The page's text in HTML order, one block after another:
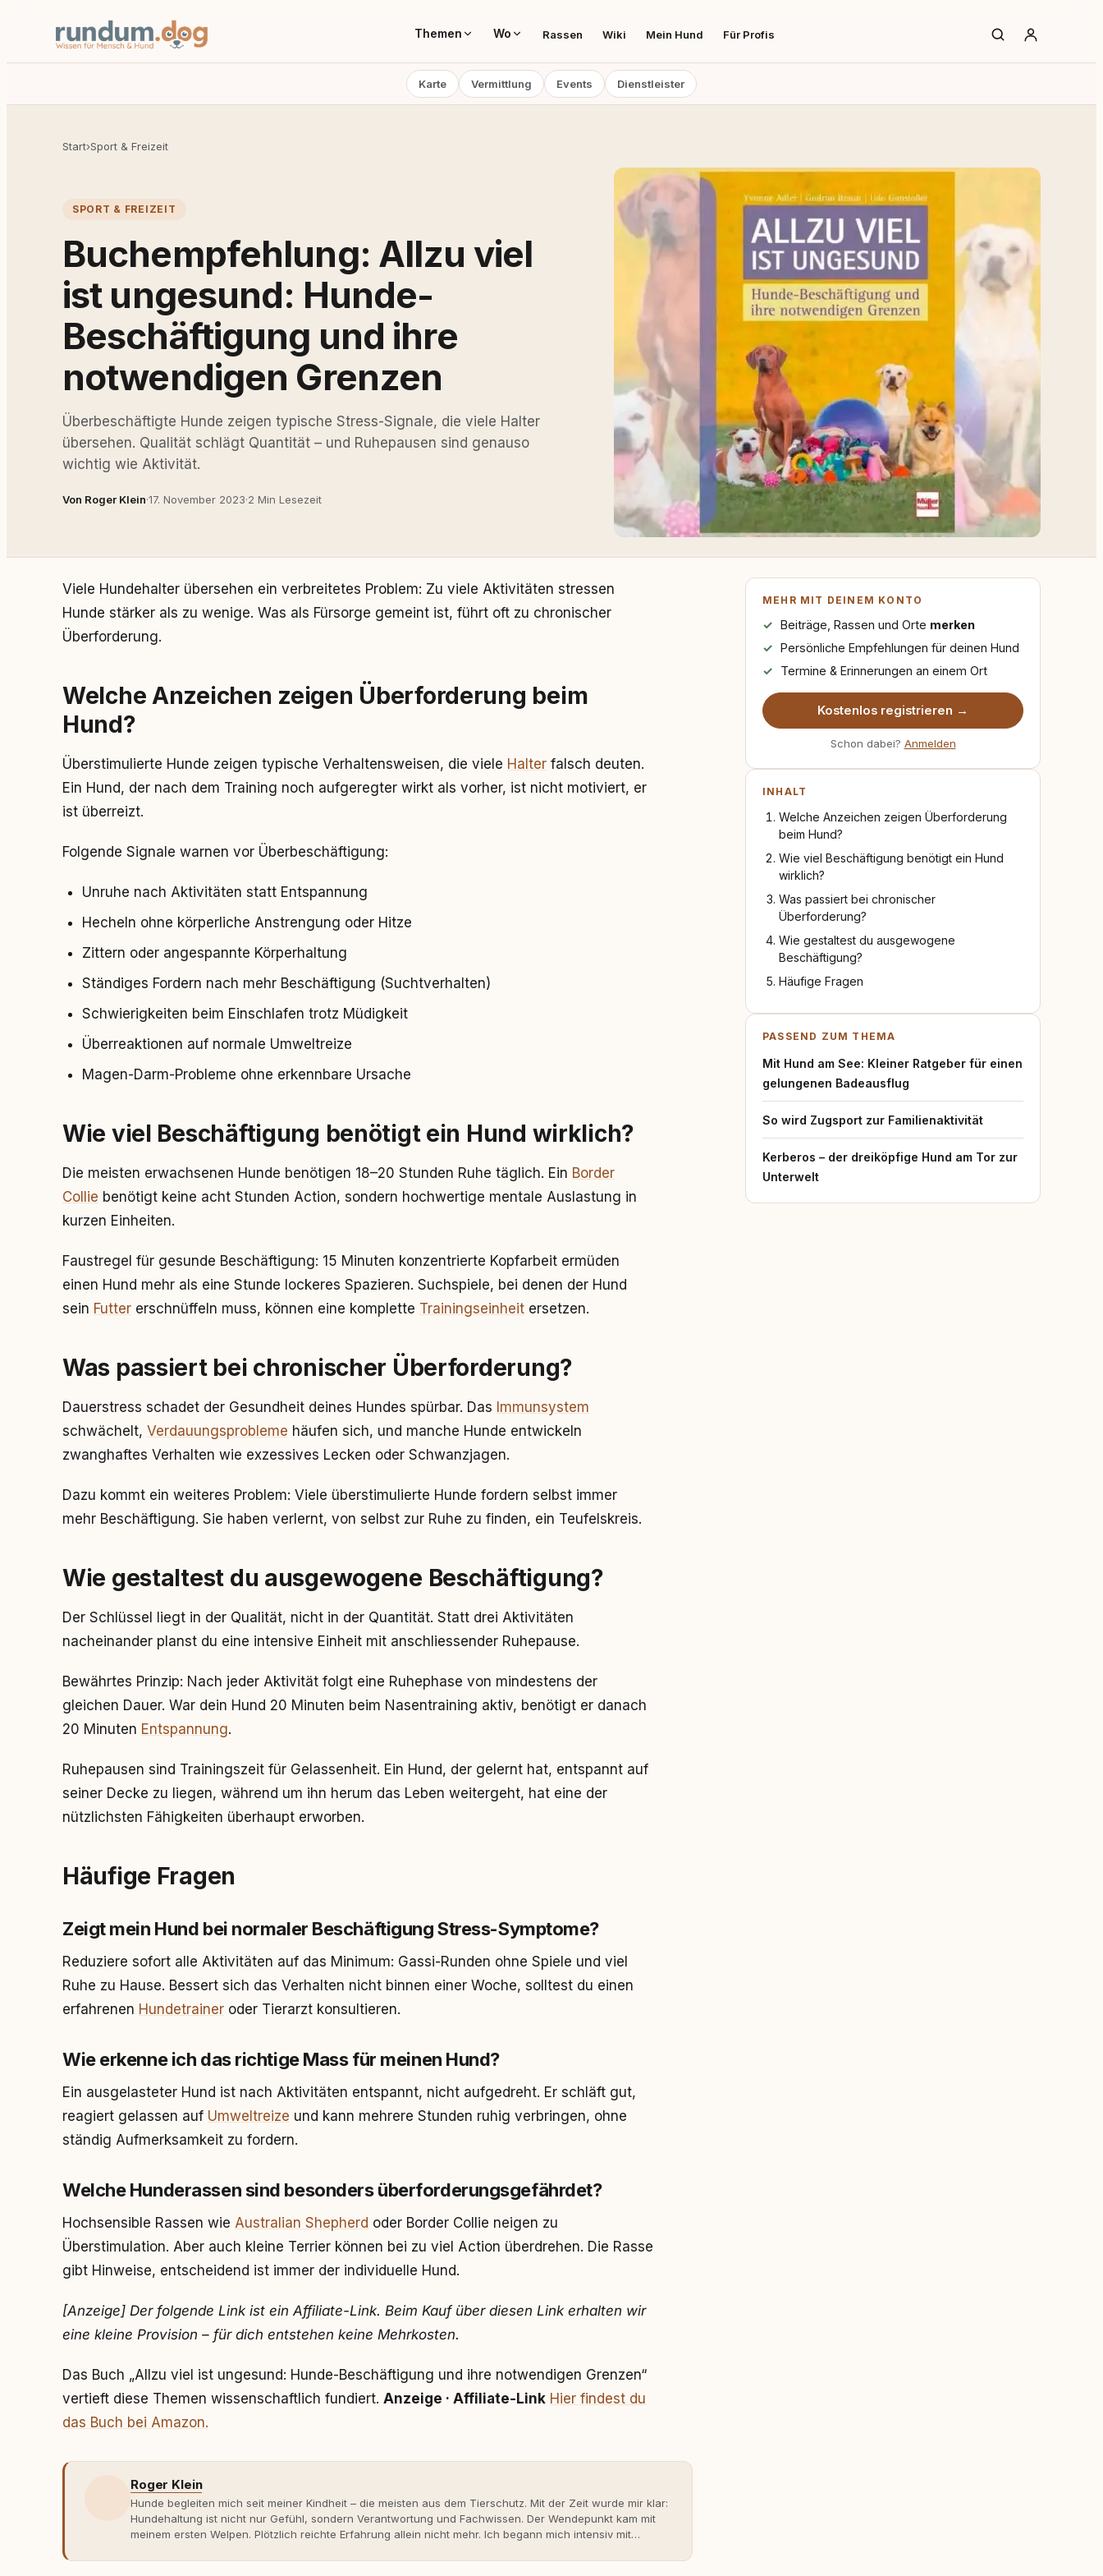
Themen Wo Rassen Wiki Mein Hund Für Profis
Karte Vermittlung Events Dienstleister
Start›Sport & Freizeit
SPORT & FREIZEIT
Buchempfehlung: Allzu viel
ist ungesund: Hunde-
Beschäftigung und ihre
notwendigen Grenzen
Überbeschäftigte Hunde zeigen typische Stress-Signale, die viele Halter
übersehen. Qualität schlägt Quantität – und Ruhepausen sind genauso
wichtig wie Aktivität.
Von Roger Klein·17. November 2023·2 Min Lesezeit
Viele Hundehalter übersehen ein verbreitetes Problem: Zu viele Aktivitäten stressen
Hunde stärker als zu wenige. Was als Fürsorge gemeint ist, führt oft zu chronischer
Überforderung.
Welche Anzeichen zeigen Überforderung beim
Hund?
Überstimulierte Hunde zeigen typische Verhaltensweisen, die viele Halter falsch deuten.
Ein Hund, der nach dem Training noch aufgeregter wirkt als vorher, ist nicht motiviert, er
ist überreizt.
Folgende Signale warnen vor Überbeschäftigung:
Unruhe nach Aktivitäten statt Entspannung
Hecheln ohne körperliche Anstrengung oder Hitze
Zittern oder angespannte Körperhaltung
Ständiges Fordern nach mehr Beschäftigung (Suchtverhalten)
Schwierigkeiten beim Einschlafen trotz Müdigkeit
Überreaktionen auf normale Umweltreize
Magen-Darm-Probleme ohne erkennbare Ursache
Wie viel Beschäftigung benötigt ein Hund wirklich?
Die meisten erwachsenen Hunde benötigen 18–20 Stunden Ruhe täglich. Ein Border
Collie benötigt keine acht Stunden Action, sondern hochwertige mentale Auslastung in
kurzen Einheiten.
Faustregel für gesunde Beschäftigung: 15 Minuten konzentrierte Kopfarbeit ermüden
einen Hund mehr als eine Stunde lockeres Spazieren. Suchspiele, bei denen der Hund
sein Futter erschnüffeln muss, können eine komplette Trainingseinheit ersetzen.
Was passiert bei chronischer Überforderung?
Dauerstress schadet der Gesundheit deines Hundes spürbar. Das Immunsystem
schwächelt, Verdauungsprobleme häufen sich, und manche Hunde entwickeln
zwanghaftes Verhalten wie exzessives Lecken oder Schwanzjagen.
Dazu kommt ein weiteres Problem: Viele überstimulierte Hunde fordern selbst immer
mehr Beschäftigung. Sie haben verlernt, von selbst zur Ruhe zu finden, ein Teufelskreis.
Wie gestaltest du ausgewogene Beschäftigung?
Der Schlüssel liegt in der Qualität, nicht in der Quantität. Statt drei Aktivitäten
nacheinander planst du eine intensive Einheit mit anschliessender Ruhepause.
Bewährtes Prinzip: Nach jeder Aktivität folgt eine Ruhephase von mindestens der
gleichen Dauer. War dein Hund 20 Minuten beim Nasentraining aktiv, benötigt er danach
20 Minuten Entspannung.
Ruhepausen sind Trainingszeit für Gelassenheit. Ein Hund, der gelernt hat, entspannt auf
seiner Decke zu liegen, während um ihn herum das Leben weitergeht, hat eine der
nützlichsten Fähigkeiten überhaupt erworben.
Häufige Fragen
Zeigt mein Hund bei normaler Beschäftigung Stress-Symptome?
Reduziere sofort alle Aktivitäten auf das Minimum: Gassi-Runden ohne Spiele und viel
Ruhe zu Hause. Bessert sich das Verhalten nicht binnen einer Woche, solltest du einen
erfahrenen Hundetrainer oder Tierarzt konsultieren.
Wie erkenne ich das richtige Mass für meinen Hund?
Ein ausgelasteter Hund ist nach Aktivitäten entspannt, nicht aufgedreht. Er schläft gut,
reagiert gelassen auf Umweltreize und kann mehrere Stunden ruhig verbringen, ohne
ständig Aufmerksamkeit zu fordern.
Welche Hunderassen sind besonders überforderungsgefährdet?
Hochsensible Rassen wie Australian Shepherd oder Border Collie neigen zu
Überstimulation. Aber auch kleine Terrier können bei zu viel Action überdrehen. Die Rasse
gibt Hinweise, entscheidend ist immer der individuelle Hund.
[Anzeige] Der folgende Link ist ein Affiliate-Link. Beim Kauf über diesen Link erhalten wir
eine kleine Provision – für dich entstehen keine Mehrkosten.
Das Buch „Allzu viel ist ungesund: Hunde-Beschäftigung und ihre notwendigen Grenzen“
vertieft diese Themen wissenschaftlich fundiert. Anzeige · Affiliate-Link Hier findest du
das Buch bei Amazon.
Roger Klein
Hunde begleiten mich seit meiner Kindheit – die meisten aus dem Tierschutz. Mit der Zeit wurde mir klar:
Hundehaltung ist nicht nur Gefühl, sondern Verantwortung und Fachwissen. Der Wendepunkt kam mit
meinem ersten Welpen. Plötzlich reichte Erfahrung allein nicht mehr. Ich begann mich intensiv mit
Erfahrung entsteht echte Bindung dort, wo Verständnis Wissen ersetzt – nicht umgekehrt. Aus dieser
MEHR MIT DEINEM KONTO
Beiträge, Rassen und Orte merken
Persönliche Empfehlungen für deinen Hund
Termine & Erinnerungen an einem Ort
Kostenlos registrieren →
Schon dabei? Anmelden
INHALT
Welche Anzeichen zeigen Überforderung
beim Hund?
Wie viel Beschäftigung benötigt ein Hund
wirklich?
Was passiert bei chronischer
Überforderung?
Wie gestaltest du ausgewogene
Beschäftigung?
Häufige Fragen
PASSEND ZUM THEMA
Mit Hund am See: Kleiner Ratgeber für einen
gelungenen Badeausflug
So wird Zugsport zur Familienaktivität
Kerberos – der dreiköpfige Hund am Tor zur
Unterwelt